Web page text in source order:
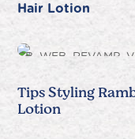
Hair Lotion
Tips Styling
Lotion